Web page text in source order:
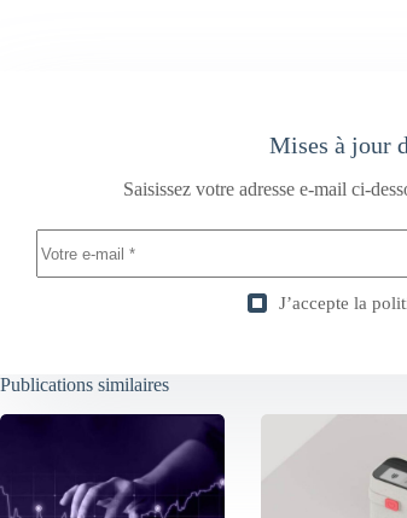
Mises à jour
Saisissez votre adresse e-mail ci-
J’accepte la
Publications similaires